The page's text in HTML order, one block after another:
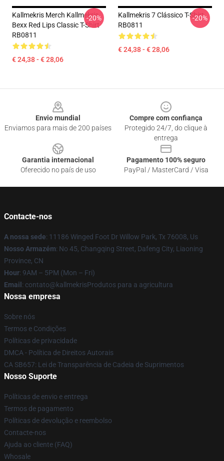
Kallmekris Merch Kallmekris
Bexx Red Lips Classic T-Shirt
RB0811
€ 24,38 - € 28,06
-20%
Kallmekris 7 Clássico T-Shirt
RB0811
€ 24,38 - € 28,06
-20%
Envio mundial
Enviamos para mais de 200 países
Compre com confiança
Protegido 24/7, do clique à
entrega
Garantia internacional
Oferecido no país de uso
Pagamento 100% seguro
PayPal / MasterCard / Visa
Contacte-nos
A nossa sede: 11186 Winged Foot Dr Willow Park, Tx 76008, Us
Nosso Armazém: No 45, Changqing Street, Dafeng City, Liaoning
Province, CN
Hour: 9AM – 5PM (Mon – Fri)
Email : contato@kallmekrisProdutos para a agricultura
Nossa empresa
Sobre nós
Termos e Condições
Políticas de privacidade
DMCA - Política de Direitos Autorais
CA SB657: Lei de Transparência de Cadeia de Suprimentos
Nosso Suporte
Políticas de envio e entrega
Termos de pagamento
Políticas de devolução e reembolso
Contacte-nos
Ajuda ao cliente (FAQ)
Whosale